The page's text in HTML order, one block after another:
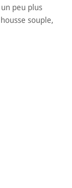
peu plus
souple,